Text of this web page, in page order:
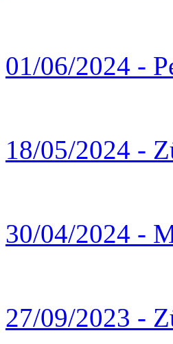
01/06/2024 -
18/05/2024 -
30/04/2024 -
27/09/2023 -